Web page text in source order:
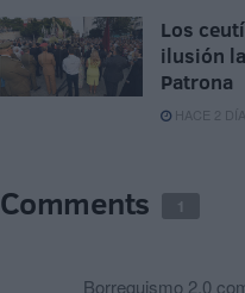
Los
ilusión
Patrona
HACE 2 DÍAS
Comments 1
Borreguismo 2.0